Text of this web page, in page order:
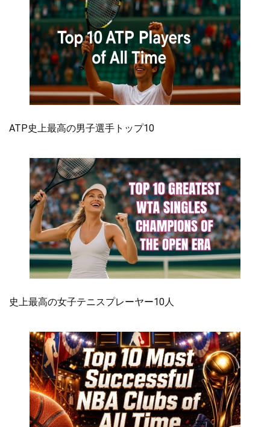
ATP史上最高の男子選手トップ10
史上最高の女子テニスプレーヤー10人